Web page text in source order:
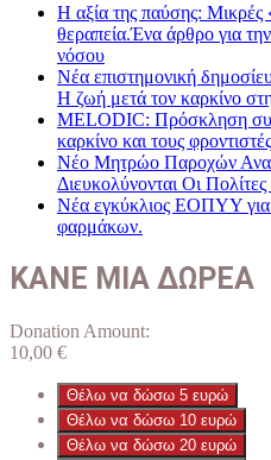
Η αξία της παύσης: Μικρές
θεραπεία.Ένα άρθρο για
νόσου
Νέα επιστημονική
Η ζωή μετά τον καρκίνο
MELODIC: Πρόσκληση
καρκίνο και τους
Νέο Μητρώο Παροχών
Διευκολύνονται Οι
Νέα εγκύκλιος ΕΟΠΥΥ για
φαρμάκων.
ΚΑΝΕ ΜΙΑ ΔΩΡΕΑ
Donation Amount:
10,00 €
Θέλω να δώσω 5 ευρώ
Θέλω να δώσω 10 ευρώ
Θέλω να δώσω 20 ευρώ